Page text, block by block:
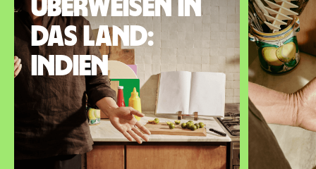
überweisen in
das Land:
Indien